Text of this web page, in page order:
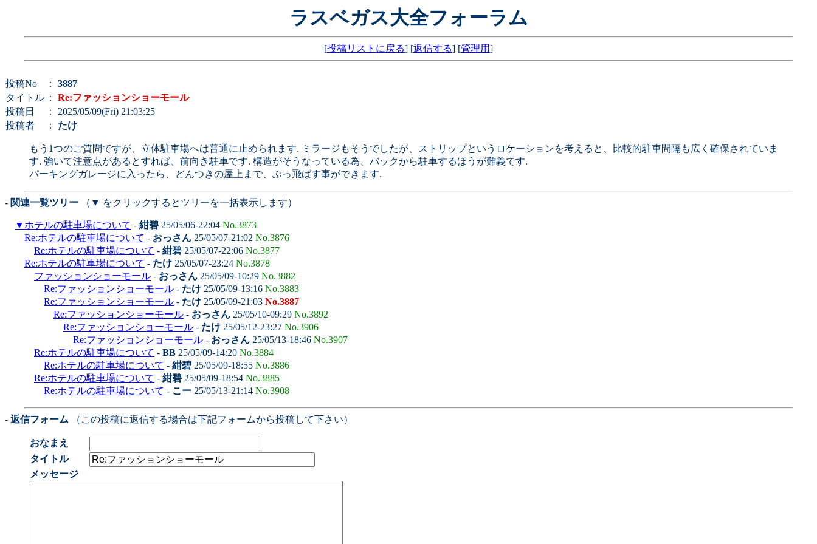
ラスベガス大全フォーラム
[投稿リストに戻る] [返信する] [管理用]
投稿No ： 3887
タイトル ： Re:ファッションショーモール
投稿日
： 2025/05/09(Fri) 21:03:25
投稿者
： たけ
もう1つのご質問ですが、立体駐車場へは普通に止められます. ミラージもそうでしたが、ストリップというロケーションを考えると、比較的駐車間隔も広く確保されていま
す. 強いて注意点があるとすれば、前向き駐車です. 構造がそうなっている為、バックから駐車するほうが難義です.
パーキングガレージに入ったら、どんつきの屋上まで、ぶっ飛ばす事ができます.
- 関連一覧ツリー （▼ をクリックするとツリーを一括表示します）
▼ ホテルの駐車場について - 紺碧 25/05/06-22:04 No.3873
Re:ホテルの駐車場について - おっさん 25/05/07-21:02 No.3876
Re:ホテルの駐車場について - 紺碧 25/05/07-22:06 No.3877
Re:ホテルの駐車場について - たけ 25/05/07-23:24 No.3878
ファッションショーモール - おっさん 25/05/09-10:29 No.3882
Re:ファッションショーモール - たけ 25/05/09-13:16 No.3883
Re:ファッションショーモール - たけ 25/05/09-21:03 No.3887
Re:ファッションショーモール - おっさん 25/05/10-09:29 No.3892
Re:ファッションショーモール - たけ 25/05/12-23:27 No.3906
Re:ファッションショーモール - おっさん 25/05/13-18:46 No.3907
Re:ホテルの駐車場について - BB 25/05/09-14:20 No.3884
Re:ホテルの駐車場について - 紺碧 25/05/09-18:55 No.3886
Re:ホテルの駐車場について - 紺碧 25/05/09-18:54 No.3885
Re:ホテルの駐車場について - こー 25/05/13-21:14 No.3908
- 返信フォーム （この投稿に返信する場合は下記フォームから投稿して下さい）
おなまえ
タイトル
メッセージ